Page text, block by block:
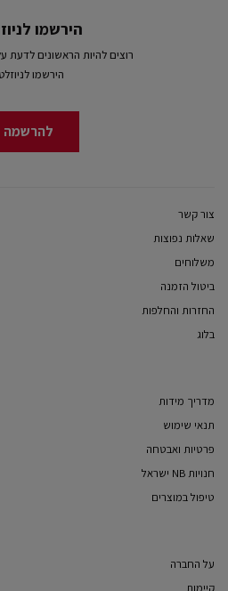
הירשמו
רוצים להיות הראשונים
הירשמו
להרשמה
צור קשר
שאלות נפוצות
משלוחים
ביטול הזמנה
החזרות והחלפות
בלוג
מדריך מידות
תנאי שימוש
פרטיות ואבטחה
חנויות NB ישראל
טיפול במוצרים
על החברה
קיימות